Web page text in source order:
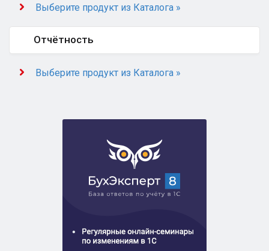
Выберите продукт из Каталога »
Отчётность
Выберите продукт из Каталога »